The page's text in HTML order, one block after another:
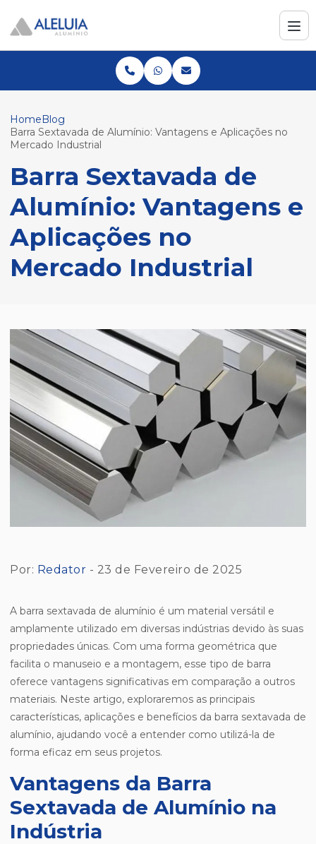
HomeBlog
Barra Sextavada de Alumínio: Vantagens e Aplicações no
Mercado Industrial
Barra Sextavada de
Alumínio: Vantagens e
Aplicações no
Mercado Industrial
Por: Redator - 23 de Fevereiro de 2025
A barra sextavada de alumínio é um material versátil e
amplamente utilizado em diversas indústrias devido às suas
propriedades únicas. Com uma forma geométrica que
facilita o manuseio e a montagem, esse tipo de barra
oferece vantagens significativas em comparação a outros
materiais. Neste artigo, exploraremos as principais
características, aplicações e benefícios da barra sextavada de
alumínio, ajudando você a entender como utilizá-la de
forma eficaz em seus projetos.
Vantagens da Barra
Sextavada de Alumínio na
Indústria